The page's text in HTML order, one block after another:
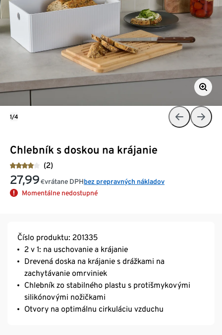
Chlebník s doskou na krájanie
(2)
27,99 €vrátane DPHbez prepravných nákladov
Momentálne nedostupné
1/4
Číslo produktu: 201335
2 v 1: na uschovanie a krájanie
Drevená doska na krájanie s drážkami na
zachytávanie omrviniek
Chlebník zo stabilného plastu s protišmykovými
silikónovými nožičkami
Otvory na optimálnu cirkuláciu vzduchu